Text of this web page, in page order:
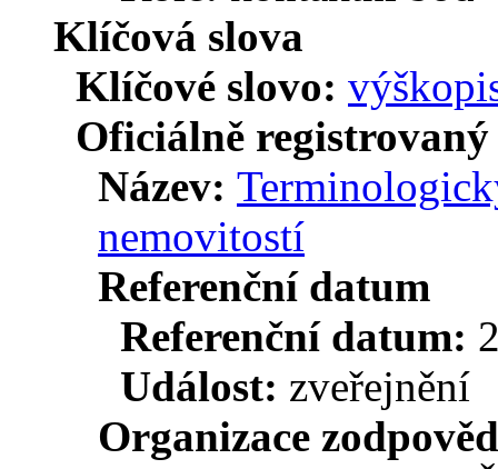
Klíčová slova
Klíčové slovo:
Oficiálně registrovaný
Název:
nemovitostí
Referenční datum
Referenční datum:
Událost: zveřejnění
Organizace